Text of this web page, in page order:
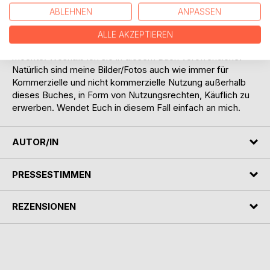
von Bildern/Fotos teilen möchte! In erster Linie ist dies
vielmehr ein Fotobuch, als ein Bilderbuch. Dieses Fotobuch
enthält einen kleinen Bruchteil, meiner besten und
schönsten Bilder/Fotos, die ich niemandem Vorenthalten
möchte. Weshalb ich sie in diesem Buch veröffentliche!
Natürlich sind meine Bilder/Fotos auch wie immer für
Kommerzielle und nicht kommerzielle Nutzung außerhalb
dieses Buches, in Form von Nutzungsrechten, Käuflich zu
erwerben. Wendet Euch in diesem Fall einfach an mich.
AUTOR/IN
PRESSESTIMMEN
REZENSIONEN
ABLEHNEN ANPASSEN
ALLE AKZEPTIEREN